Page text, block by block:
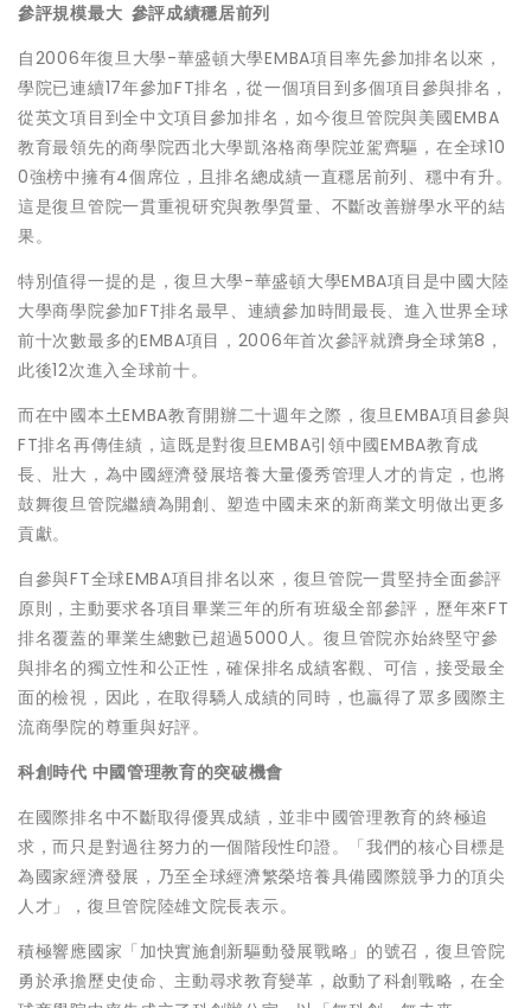
參評規模最大 參評成績穩居前列
自2006年復旦大學-華盛頓大學EMBA項目率先參加排名以來，
學院已連續17年參加FT排名，從一個項目到多個項目參與排名，
從英文項目到全中文項目參加排名，如今復旦管院與美國EMBA
教育最領先的商學院西北大學凱洛格商學院並駕齊驅，在全球10
0強榜中擁有4個席位，且排名總成績一直穩居前列、穩中有升。
這是復旦管院一貫重視研究與教學質量、不斷改善辦學水平的結
果。
特別值得一提的是，復旦大學-華盛頓大學EMBA項目是中國大陸
大學商學院參加FT排名最早、連續參加時間最長、進入世界全球
前十次數最多的EMBA項目，2006年首次參評就躋身全球第8，
此後12次進入全球前十。
而在中國本土EMBA教育開辦二十週年之際，復旦EMBA項目參與
FT排名再傳佳績，這既是對復旦EMBA引領中國EMBA教育成
長、壯大，為中國經濟發展培養大量優秀管理人才的肯定，也將
鼓舞復旦管院繼續為開創、塑造中國未來的新商業文明做出更多
貢獻。
自參與FT全球EMBA項目排名以來，復旦管院一貫堅持全面參評
原則，主動要求各項目畢業三年的所有班級全部參評，歷年來FT
排名覆蓋的畢業生總數已超過5000人。復旦管院亦始終堅守參
與排名的獨立性和公正性，確保排名成績客觀、可信，接受最全
面的檢視，因此，在取得驕人成績的同時，也贏得了眾多國際主
流商學院的尊重與好評。
科創時代 中國管理教育的突破機會
在國際排名中不斷取得優異成績，並非中國管理教育的終極追
求，而只是對過往努力的一個階段性印證。
「我們的核心目標是
為國家經濟發展，乃至全球經濟繁榮培養具備國際競爭力的頂尖
人才」
，復旦管院陸雄文院長表示。
積極響應國家 「加快實施創新驅動發展戰略」 的號召，復旦管院
勇於承擔歷史使命、主動尋求教育變革，啟動了科創戰略，在全